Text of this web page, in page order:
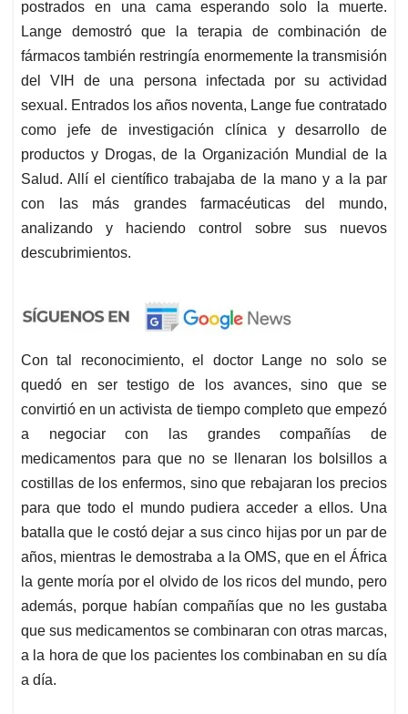
postrados en una cama esperando solo la muerte.
Lange demostró que la terapia de combinación de
fármacos también restringía enormemente la transmisión
del VIH de una persona infectada por su actividad
sexual. Entrados los años noventa, Lange fue contratado
como jefe de investigación clínica y desarrollo de
productos y Drogas, de la Organización Mundial de la
Salud. Allí el científico trabajaba de la mano y a la par
con las más grandes farmacéuticas del mundo,
analizando y haciendo control sobre sus nuevos
descubrimientos.
Con tal reconocimiento, el doctor Lange no solo se
quedó en ser testigo de los avances, sino que se
convirtió en un activista de tiempo completo que empezó
a negociar con las grandes compañías de
medicamentos para que no se llenaran los bolsillos a
costillas de los enfermos, sino que rebajaran los precios
para que todo el mundo pudiera acceder a ellos. Una
batalla que le costó dejar a sus cinco hijas por un par de
años, mientras le demostraba a la OMS, que en el África
la gente moría por el olvido de los ricos del mundo, pero
además, porque habían compañías que no les gustaba
que sus medicamentos se combinaran con otras marcas,
a la hora de que los pacientes los combinaban en su día
a día.